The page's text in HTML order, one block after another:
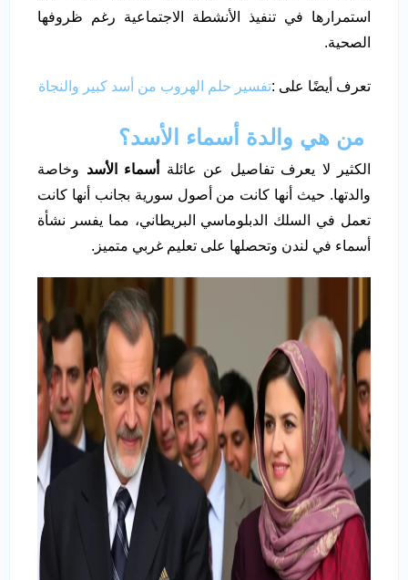
استمرارها في تنفيذ الأنشطة الاجتماعية رغم ظروفها
الصحية.
تعرف أيضًا على :تفسير حلم الهروب من أسد كبير والنجاة
من هي والدة أسماء الأسد؟
الكثير لا يعرف تفاصيل عن عائلة أسماء الأسد وخاصة
والدتها. حيث أنها كانت من أصول سورية بجانب أنها كانت
تعمل في السلك الدبلوماسي البريطاني، مما يفسر نشأة
أسماء في لندن وتحصلها على تعليم غربي متميز.